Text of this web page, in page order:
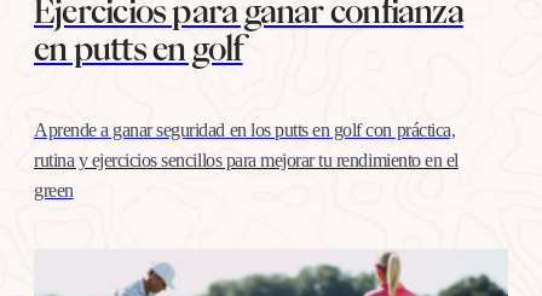
Ejercicios para ganar confianza
en putts en golf
Aprende a ganar seguridad en los putts en golf con práctica,
rutina y ejercicios sencillos para mejorar tu rendimiento en el
green